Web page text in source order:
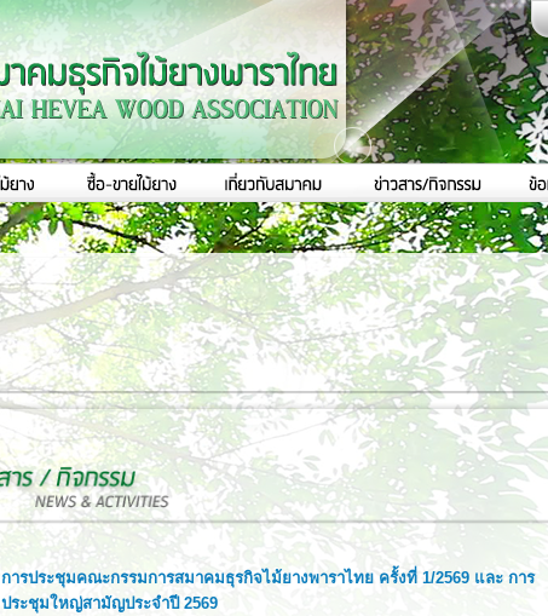
การประชุมคณะกรรมการสมาคมธุรกิจไม้ยางพาราไทย ครั้งที่ 1/2569 และ การ
ประชุมใหญ่สามัญประจำปี 2569